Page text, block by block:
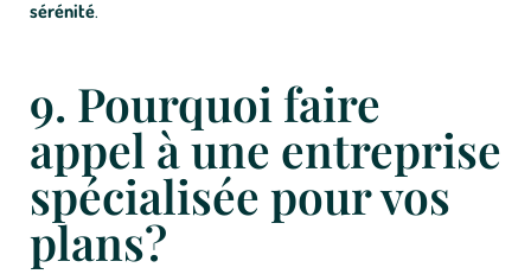
sérénité.
9. Pourquoi faire
appel à une entreprise
spécialisée pour vos
plans?